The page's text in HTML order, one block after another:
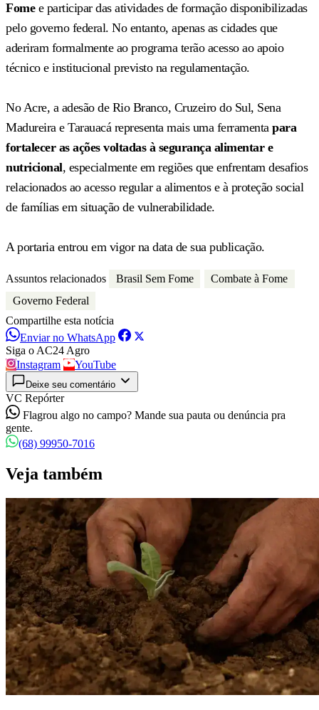
Fomee participar das atividades de formação disponibilizadas
pelo governo federal. No entanto, apenas as cidades que
aderiram formalmente ao programa terão acesso ao apoio
técnico e institucional previsto na regulamentação.
No Acre, a adesão de Rio Branco, Cruzeiro do Sul, Sena
Madureira e Tarauacá representa mais uma ferramenta para
fortalecer as ações voltadas à segurança alimentar e
nutricional, especialmente em regiões que enfrentam desafios
relacionados ao acesso regular a alimentos e à proteção social
de famílias em situação de vulnerabilidade.
A portaria entrou em vigor na data de sua publicação.
Assuntos relacionados Brasil Sem Fome
Combate à Fome
Governo Federal
Compartilhe esta notícia
Enviar no WhatsApp
Siga o AC24 Agro
Instagram
YouTube
Deixe seu comentário
VC Repórter
Flagrou algo no campo? Mande sua pauta ou denúncia pra
gente.
(68) 99950-7016
Veja também